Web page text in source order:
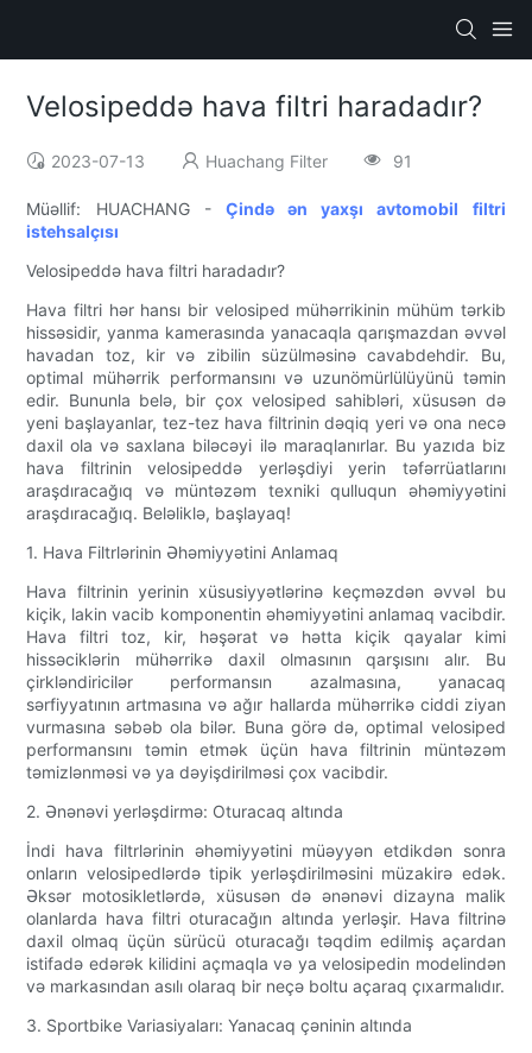
Velosipeddə hava filtri haradadır?
2023-07-13 Huachang Filter 91
Müəllif: HUACHANG - Çində ən yaxşı avtomobil filtri
istehsalçısı
Velosipeddə hava filtri haradadır?
Hava filtri hər hansı bir velosiped mühərrikinin mühüm tərkib
hissəsidir, yanma kamerasında yanacaqla qarışmazdan əvvəl
havadan toz, kir və zibilin süzülməsinə cavabdehdir. Bu,
optimal mühərrik performansını və uzunömürlülüyünü təmin
edir. Bununla belə, bir çox velosiped sahibləri, xüsusən də
yeni başlayanlar, tez-tez hava filtrinin dəqiq yeri və ona necə
daxil ola və saxlana biləcəyi ilə maraqlanırlar. Bu yazıda biz
hava filtrinin velosipeddə yerləşdiyi yerin təfərrüatlarını
araşdıracağıq və müntəzəm texniki qulluqun əhəmiyyətini
araşdıracağıq. Beləliklə, başlayaq!
1. Hava Filtrlərinin Əhəmiyyətini Anlamaq
Hava filtrinin yerinin xüsusiyyətlərinə keçməzdən əvvəl bu
kiçik, lakin vacib komponentin əhəmiyyətini anlamaq vacibdir.
Hava filtri toz, kir, həşərat və hətta kiçik qayalar kimi
hissəciklərin mühərrikə daxil olmasının qarşısını alır. Bu
çirkləndiricilər performansın azalmasına, yanacaq
sərfiyyatının artmasına və ağır hallarda mühərrikə ciddi ziyan
vurmasına səbəb ola bilər. Buna görə də, optimal velosiped
performansını təmin etmək üçün hava filtrinin müntəzəm
təmizlənməsi və ya dəyişdirilməsi çox vacibdir.
2. Ənənəvi yerləşdirmə: Oturacaq altında
İndi hava filtrlərinin əhəmiyyətini müəyyən etdikdən sonra
onların velosipedlərdə tipik yerləşdirilməsini müzakirə edək.
Əksər motosikletlərdə, xüsusən də ənənəvi dizayna malik
olanlarda hava filtri oturacağın altında yerləşir. Hava filtrinə
daxil olmaq üçün sürücü oturacağı təqdim edilmiş açardan
istifadə edərək kilidini açmaqla və ya velosipedin modelindən
və markasından asılı olaraq bir neçə boltu açaraq çıxarmalıdır.
3. Sportbike Variasiyaları: Yanacaq çəninin altında